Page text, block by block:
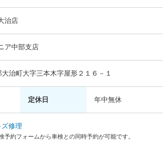
治店
ア中部支店
治町大字三本木字屋形２１６－１
定休日 年中無休
ズ修理
約フォームから車検との同時予約が可能です。